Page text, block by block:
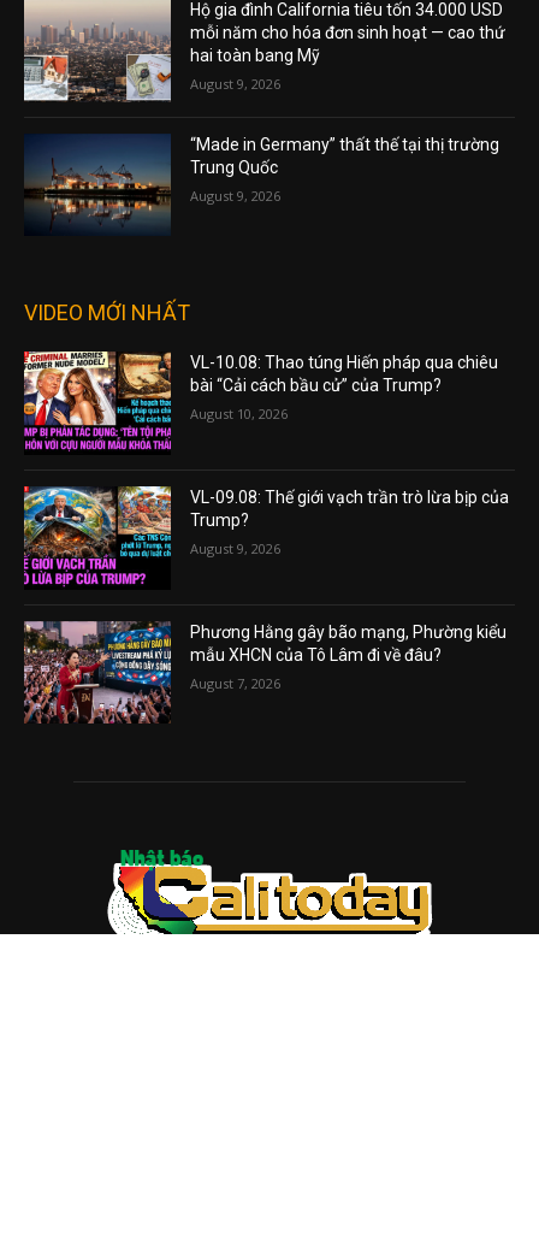
Hộ gia đình California tiêu tốn 34.000 USD
mỗi năm cho hóa đơn sinh hoạt — cao thứ
hai toàn bang Mỹ
August 9, 2026
“Made in Germany” thất thế tại thị trường
Trung Quốc
August 9, 2026
VIDEO MỚI NHẤT
VL-10.08: Thao túng Hiến pháp qua chiêu
bài “Cải cách bầu cử” của Trump?
August 10, 2026
VL-09.08: Thế giới vạch trần trò lừa bịp của
Trump?
August 9, 2026
Phương Hằng gây bão mạng, Phường kiểu
mẫu XHCN của Tô Lâm đi về đâu?
August 7, 2026